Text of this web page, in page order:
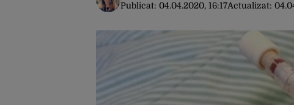
Publicat: 04.04.2020, 16:17Actualizat: